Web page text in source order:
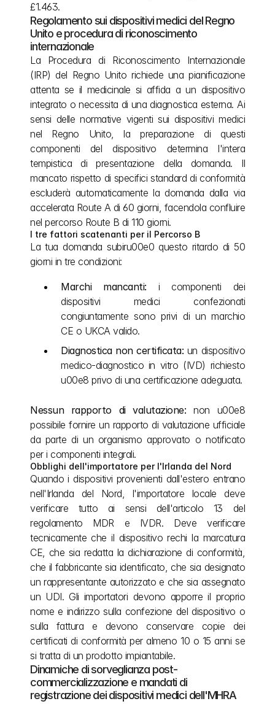
£1.463.
Regolamento sui dispositivi medici del Regno
Unito e procedura di riconoscimento
internazionale
La Procedura di Riconoscimento Internazionale
(IRP) del Regno Unito richiede una pianificazione
attenta se il medicinale si affida a un dispositivo
integrato o necessita di una diagnostica esterna. Ai
sensi delle normative vigenti sui dispositivi medici
nel Regno Unito, la preparazione di questi
componenti del dispositivo determina l'intera
tempistica di presentazione della domanda. Il
mancato rispetto di specifici standard di conformità
escluderà automaticamente la domanda dalla via
accelerata Route A di 60 giorni, facendola confluire
nel percorso Route B di 110 giorni.
I tre fattori scatenanti per il Percorso B
La tua domanda subiru00e0 questo ritardo di 50
giorni in tre condizioni:
Marchi mancanti: i componenti dei
dispositivi medici confezionati
congiuntamente sono privi di un marchio
CE o UKCA valido.
Diagnostica non certificata: un dispositivo
medico-diagnostico in vitro (IVD) richiesto
u00e8 privo di una certificazione adeguata.
Nessun rapporto di valutazione: non u00e8
possibile fornire un rapporto di valutazione ufficiale
da parte di un organismo approvato o notificato
per i componenti integrali.
Obblighi dell'importatore per l'Irlanda del Nord
Quando i dispositivi provenienti dall'estero entrano
nell'Irlanda del Nord, l'importatore locale deve
verificare tutto ai sensi dell'articolo 13 del
regolamento MDR e IVDR. Deve verificare
tecnicamente che il dispositivo rechi la marcatura
CE, che sia redatta la dichiarazione di conformità,
che il fabbricante sia identificato, che sia designato
un rappresentante autorizzato e che sia assegnato
un UDI. Gli importatori devono apporre il proprio
nome e indirizzo sulla confezione del dispositivo o
sulla fattura e devono conservare copie dei
certificati di conformità per almeno 10 o 15 anni se
si tratta di un prodotto impiantabile.
Dinamiche di sorveglianza post-
commercializzazione e mandati di
registrazione dei dispositivi medici dell'MHRA